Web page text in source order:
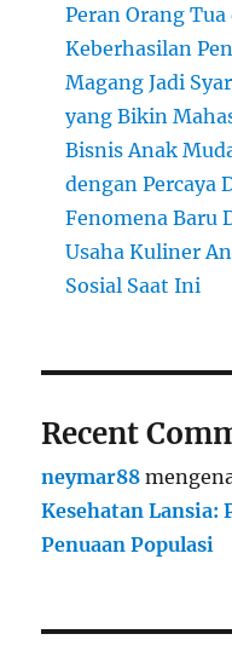
Peran Orang
Keberhasilan
Magang Jadi
yang Bikin
Bisnis Anak
dengan Percaya
Fenomena Baru
Usaha Kuliner
Sosial Saat Ini
Recent
neymar88
Kesehatan Lansia:
Penuaan Populasi